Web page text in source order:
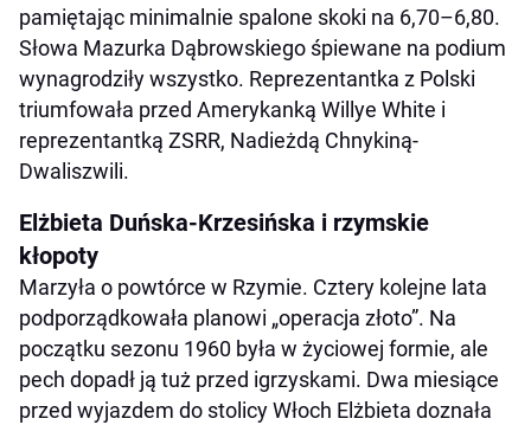
pamiętając minimalnie spalone skoki na 6,70–6,80.
Słowa Mazurka Dąbrowskiego śpiewane na podium
wynagrodziły wszystko. Reprezentantka z Polski
triumfowała przed Amerykanką Willye White i
reprezentantką ZSRR, Nadieżdą Chnykiną-
Dwaliszwili.
Elżbieta Duńska-Krzesińska i rzymskie
kłopoty
Marzyła o powtórce w Rzymie. Cztery kolejne lata
podporządkowała planowi „operacja złoto”. Na
początku sezonu 1960 była w życiowej formie, ale
pech dopadł ją tuż przed igrzyskami. Dwa miesiące
przed wyjazdem do stolicy Włoch Elżbieta doznała